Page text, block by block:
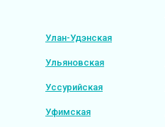
Улан-Удэнская
Ульяновская
Уссурийская
Уфимская